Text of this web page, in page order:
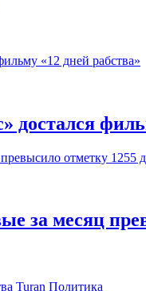
достался
за месяц
Политика